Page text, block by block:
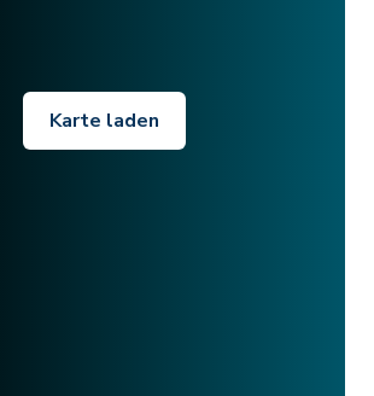
Karte laden